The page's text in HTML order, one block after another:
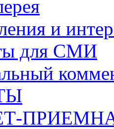
и
для СМИ